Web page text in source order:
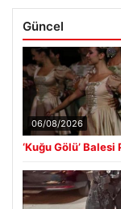
Güncel
06/08/2026
‘Kuğu Gölü’